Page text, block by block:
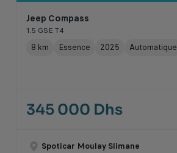
Jeep Compass
1.5 GSE T4
8 km Essence 2025 Automatique
345 000 Dhs
Spoticar Moulay Slimane